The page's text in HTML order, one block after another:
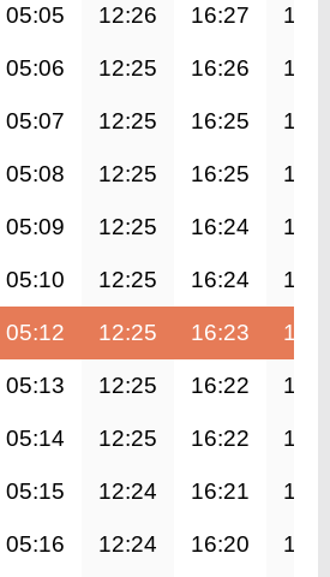
05:05 12:26 16:27
05:06 12:25 16:26
05:07 12:25 16:25
05:08 12:25 16:25
05:09 12:25 16:24
05:10 12:25 16:24
05:12 12:25 16:23
05:13 12:25 16:22
05:14 12:25 16:22
05:15 12:24 16:21
05:16 12:24 16:20